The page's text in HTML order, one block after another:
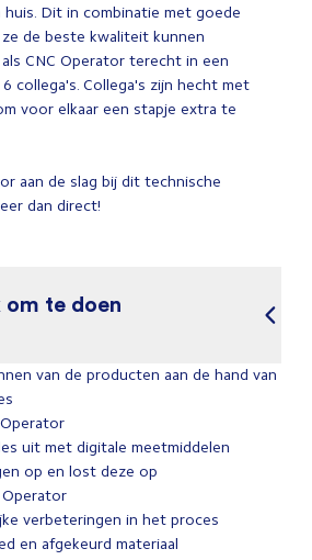
huis. Dit in combinatie met goede
de beste kwaliteit kunnen
CNC Operator terecht in een
collega's. Collega's zijn hecht met
voor elkaar een stapje extra te
aan de slag bij dit technische
dan direct!
om te doen
van de producten aan de hand van
uit met digitale meetmiddelen
op en lost deze op
Operator
verbeteringen in het proces
en afgekeurd materiaal